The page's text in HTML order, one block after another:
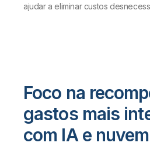
ajudar a eliminar custos
Foco na
gastos mais
com IA e nuvem